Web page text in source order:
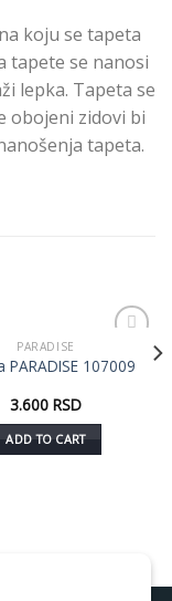
koju se tapeta
tapete se nanosi
lepka. Tapeta se
obojeni zidovi bi
tapeta.
u listu
PARADISE
PARADISE 107009
3.600 RSD
ADD TO CART